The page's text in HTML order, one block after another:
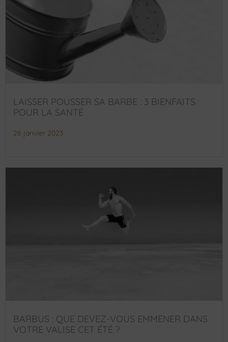
LAISSER POUSSER SA BARBE : 3 BIENFAITS
POUR LA SANTÉ
26 janvier 2023
BARBUS : QUE DEVEZ-VOUS EMMENER DANS
VOTRE VALISE CET ÉTÉ ?